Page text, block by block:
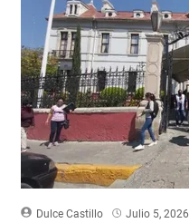
Dulce Castillo Julio 5, 2026